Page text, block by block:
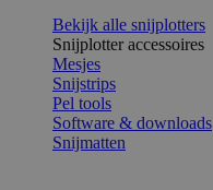
Bekijk alle snijplotters
Snijplotter accessoires
Mesjes
Snijstrips
Pel tools
Software & downloads
Snijmatten